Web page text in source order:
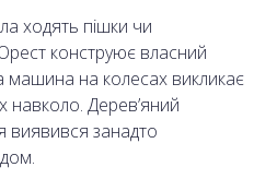
ходять пішки чи
конструює власний
машина на колесах викликає
навколо. Дерев’яний
виявився занадто